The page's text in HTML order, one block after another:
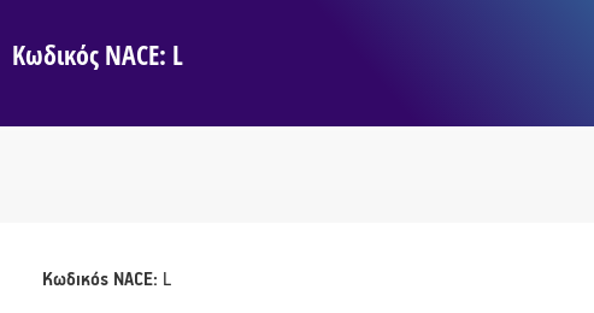
Κωδικός NACE: L
Κωδικός NACE: L